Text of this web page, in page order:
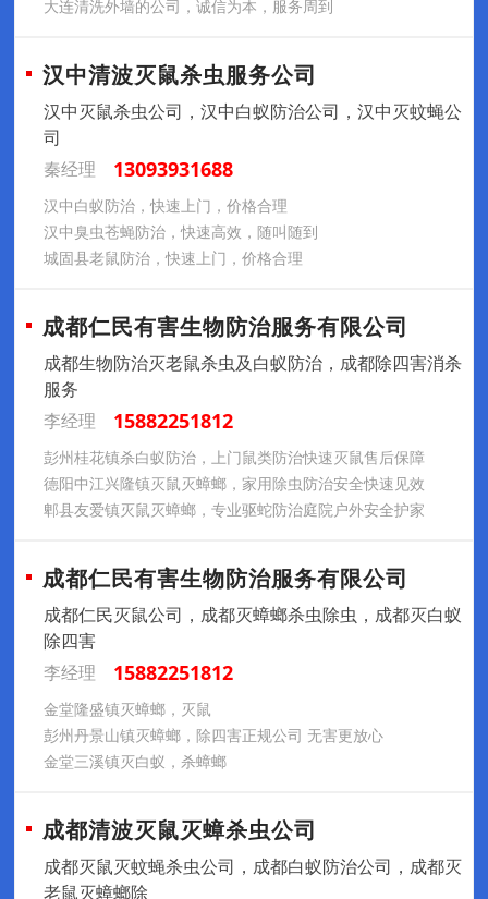
大连清洗外墙的公司，诚信为本，服务周到
汉中清波灭鼠杀虫服务公司
汉中灭鼠杀虫公司，汉中白蚁防治公司，汉中灭蚊蝇公
司
秦经理
13093931688
汉中白蚁防治，快速上门，价格合理
汉中臭虫苍蝇防治，快速高效，随叫随到
城固县老鼠防治，快速上门，价格合理
成都仁民有害生物防治服务有限公司
成都生物防治灭老鼠杀虫及白蚁防治，成都除四害消杀
服务
李经理
15882251812
彭州桂花镇杀白蚁防治，上门鼠类防治快速灭鼠售后保障
德阳中江兴隆镇灭鼠灭蟑螂，家用除虫防治安全快速见效
郫县友爱镇灭鼠灭蟑螂，专业驱蛇防治庭院户外安全护家
成都仁民有害生物防治服务有限公司
成都仁民灭鼠公司，成都灭蟑螂杀虫除虫，成都灭白蚁
除四害
李经理
15882251812
金堂隆盛镇灭蟑螂，灭鼠
彭州丹景山镇灭蟑螂，除四害正规公司 无害更放心
金堂三溪镇灭白蚁，杀蟑螂
成都清波灭鼠灭蟑杀虫公司
成都灭鼠灭蚊蝇杀虫公司，成都白蚁防治公司，成都灭
老鼠灭蟑螂除